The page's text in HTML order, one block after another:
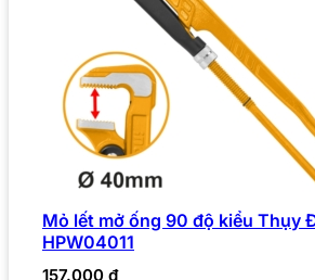
Mỏ lết mở ống 90 độ kiểu Thụy
HPW04011
157.000 ₫